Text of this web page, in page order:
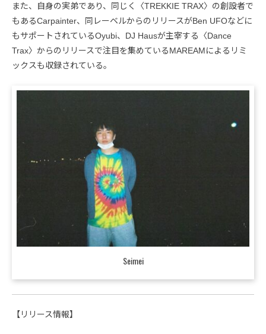
また、自身の実弟であり、同じく〈TREKKIE TRAX〉の創設者で
もあるCarpainter、同レーベルからのリリースがBen UFOなどに
もサポートされているOyubi、DJ Hausが主宰する〈Dance
Trax〉からのリリースで注目を集めているMAREAMによるリミ
ックスも収録されている。
Seimei
【リリース情報】